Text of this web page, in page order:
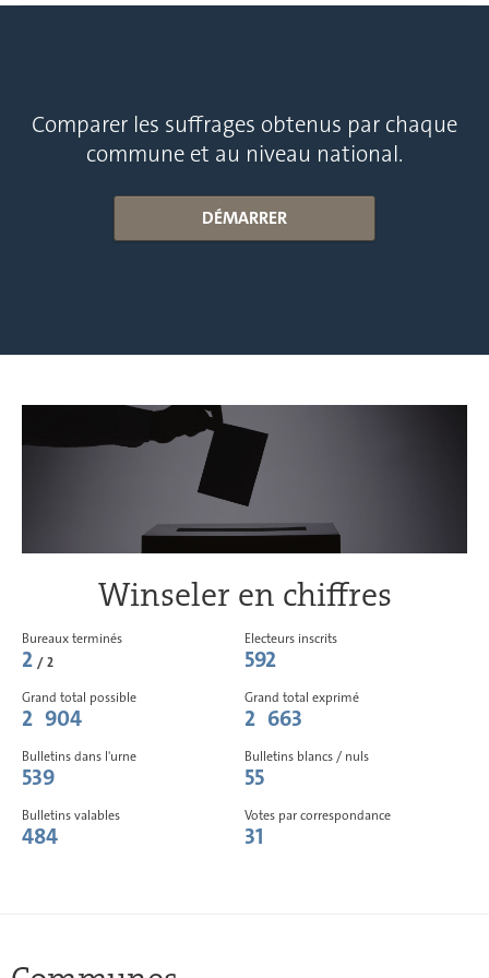
Comparer les suffrages obtenus par chaque
commune et au niveau national.
DÉMARRER
Winseler en chiffres
Bureaux terminés
2 / 2
Electeurs inscrits
592
Grand total possible
2 904
Grand total exprimé
2 663
Bulletins dans l'urne
539
Bulletins blancs / nuls
55
Bulletins valables
484
Votes par correspondance
31